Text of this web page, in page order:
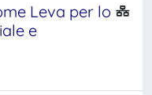
Leva per lo
e